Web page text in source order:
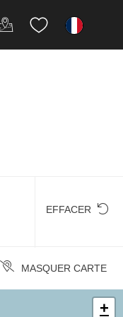
fr
EFFACER
MASQUER CARTE
+